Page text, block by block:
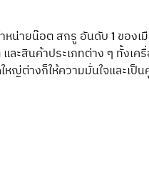
ายน๊อต สกรู อันดับ 1 ของเ
ะสินค้าประเภทต่าง ๆ ทั้งเ
หญ่ต่างก็ให้ความมั่นใจและเ